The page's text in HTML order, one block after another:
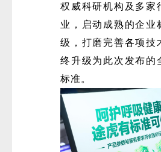
权威科研机构及多家
业，启动成熟的企业
级，打磨完善各项技
终升级为此次发布的
标准。